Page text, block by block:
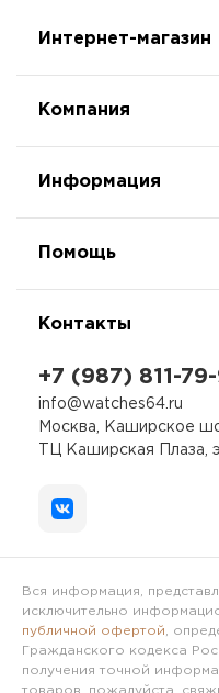
Интернет-магазин
Компания
Информация
Помощь
Контакты
+7 (987) 811-
info@watches64.ru
Москва, Каширское
ТЦ Каширская Плаза,
Вся информация,
исключительно
публичной офертой ,
Гражданского кодекса
получения точной
товаров, пожалуйста,